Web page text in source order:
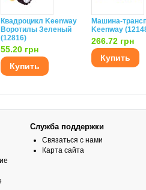
Квадроцикл Keenway
Воротилы Зеленый
(12816)
55.20 грн
Купить
Машина-
Keenway
266.72 грн
Купить
Служба поддержки
Связаться с нами
Карта сайта